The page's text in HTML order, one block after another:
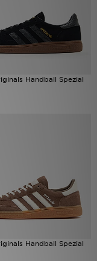
Handball Spezial
Handball Spezial